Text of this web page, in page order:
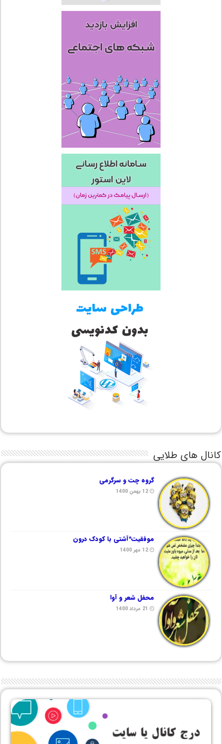
کانال های طلایی
گروه چت و سرگرمی
12 بهمن 1400
موفقیت*آشتی با کودک درون
12 مهر 1400
محفل شعر و آوا
21 مرداد 1400